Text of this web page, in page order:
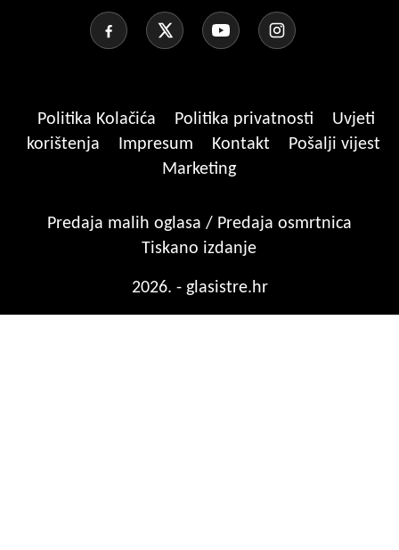
Politika Kolačića Politika privatnosti
Uvjeti
korištenja
Impresum Kontakt
Pošalji vijest
Marketing
Predaja malih oglasa / Predaja osmrtnica
Tiskano izdanje
2026. - glasistre.hr